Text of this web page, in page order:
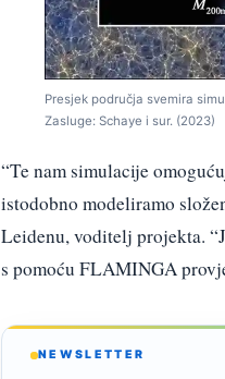
Presjek područja svemira
Zasluge: Schaye i sur. (2023)
“Te nam simulacije
istodobno modeliramo
Leidenu, voditelj projekta.
s pomoću FLAMINGA
NEWSLETTER